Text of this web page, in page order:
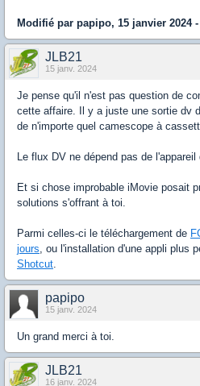
Modifié par papipo, 15 janvier 2024 -
JLB21
15 janv. 2024
Je pense qu'il n'est pas question de
cette affaire. Il y a juste une sortie dv
de n'importe quel camescope à
Le flux DV ne dépend pas de l'appareil
Et si chose improbable iMovie posait
solutions s'offrant à toi.
Parmi celles-ci le téléchargement de
jours, ou l'installation d'une appli plus
Shotcut.
papipo
15 janv. 2024
Un grand merci à toi.
JLB21
16 janv. 2024